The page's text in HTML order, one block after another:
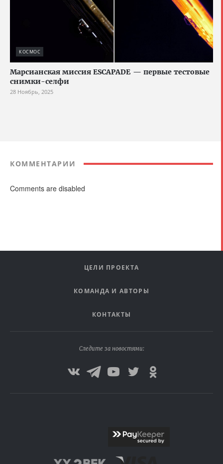
КОСМОС
Марсианская миссия ESCAPADE — первые тестовые
снимки-селфи
28 Ноябрь, 2025
КОММЕНТАРИИ
Comments are disabled
ЦЕЛИ ПРОЕКТА
КОМАНДА И АВТОРЫ
КОНТАКТЫ
Следите за новостями: